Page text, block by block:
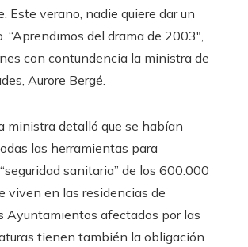
Este verano, nadie quiere dar un
“Aprendimos del drama de 2003″,
con contundencia la ministra de
Aurore Bergé.
ministra detalló que se habían
las herramientas para
sanitaria” de los 600.000
viven en las residencias de
Ayuntamientos afectados por las
tienen también la obligación